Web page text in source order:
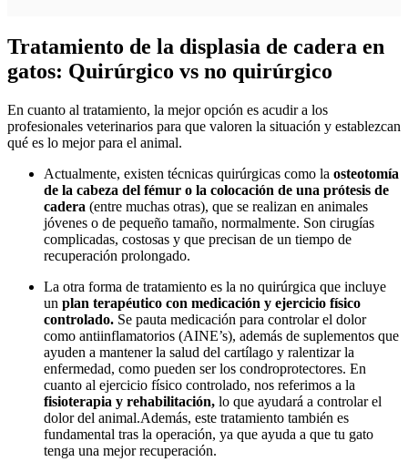
Tratamiento de la displasia de cadera en
gatos: Quirúrgico vs no quirúrgico
En cuanto al tratamiento, la mejor opción es acudir a los
profesionales veterinarios para que valoren la situación y establezcan
qué es lo mejor para el animal.
Actualmente, existen técnicas quirúrgicas como la osteotomía
de la cabeza del fémur o la colocación de una prótesis de
cadera (entre muchas otras), que se realizan en animales
jóvenes o de pequeño tamaño, normalmente. Son cirugías
complicadas, costosas y que precisan de un tiempo de
recuperación prolongado.
La otra forma de tratamiento es la no quirúrgica que incluye
un plan terapéutico con medicación y ejercicio físico
controlado. Se pauta medicación para controlar el dolor
como antiinflamatorios (AINE’s), además de suplementos que
ayuden a mantener la salud del cartílago y ralentizar la
enfermedad, como pueden ser los condroprotectores. En
cuanto al ejercicio físico controlado, nos referimos a la
fisioterapia y rehabilitación, lo que ayudará a controlar el
dolor del animal.Además, este tratamiento también es
fundamental tras la operación, ya que ayuda a que tu gato
tenga una mejor recuperación.